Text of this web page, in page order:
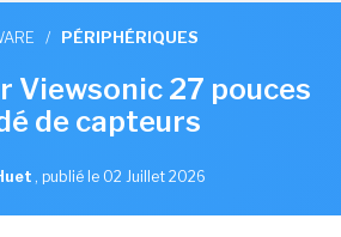
/ PÉRIPHÉRIQUES
Viewsonic 27 pouces
de capteurs
, publié le 02 Juillet 2026